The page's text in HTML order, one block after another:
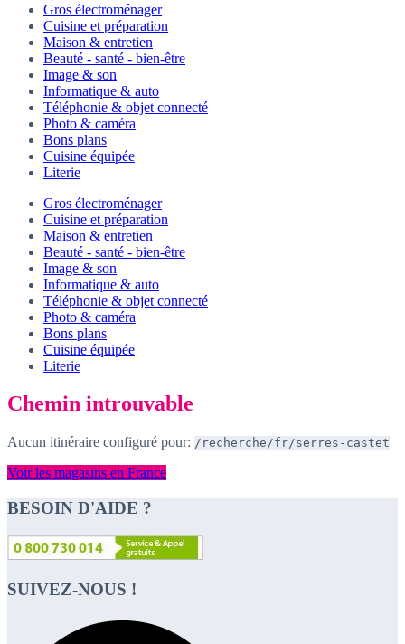
Gros électroménager
Cuisine et préparation
Maison & entretien
Beauté - santé - bien-être
Image & son
Informatique & auto
Téléphonie & objet connecté
Photo & caméra
Bons plans
Cuisine équipée
Literie
Gros électroménager
Cuisine et préparation
Maison & entretien
Beauté - santé - bien-être
Image & son
Informatique & auto
Téléphonie & objet connecté
Photo & caméra
Bons plans
Cuisine équipée
Literie
Chemin introuvable
Aucun itinéraire configuré pour: /recherche/fr/serres-castet
Voir les magasins en France
BESOIN D'AIDE ?
SUIVEZ-NOUS !